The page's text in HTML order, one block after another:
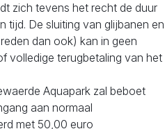
zich tevens het recht de duur
tijd. De sluiting van glijbanen en
dan ook) kan in geen
volledige terugbetaling van het
Aquapark zal beboet
aan normaal
met 50,00 euro